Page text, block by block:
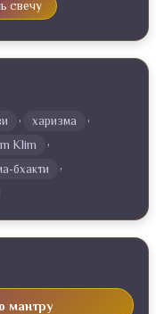
свечу
, харизма ,
Klim ,
бхакти ,
мантру